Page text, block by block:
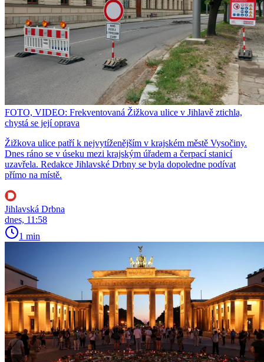
FOTO, VIDEO: Frekventovaná Žižkova ulice v Jihlavě ztichla,
chystá se její oprava
Žižkova ulice patří k nejvytíženějším v krajském městě Vysočiny.
Dnes ráno se v úseku mezi krajským úřadem a čerpací stanicí
uzavřela. Redakce Jihlavské Drbny se byla dopoledne podívat
přímo na místě.
Jihlavská Drbna
dnes, 11:58
1 min